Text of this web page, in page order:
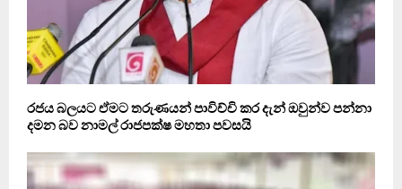
රජය බලයට ඒමට තරුණයන් පාවිච්චි කර දැන් ඔවුන්ව පන්නා
දමන බව නාමල් රාජපක්ෂ මහතා පවසයි